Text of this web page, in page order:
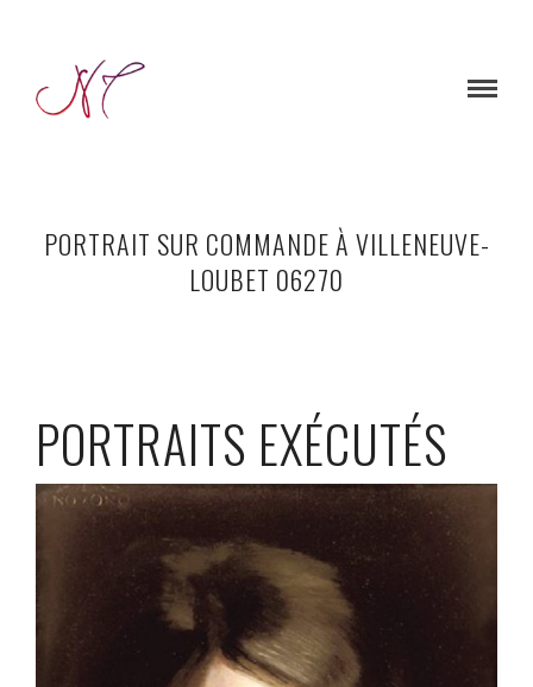
PORTRAIT SUR COMMANDE À VILLENEUVE-
LOUBET 06270
PORTRAITS EXÉCUTÉS